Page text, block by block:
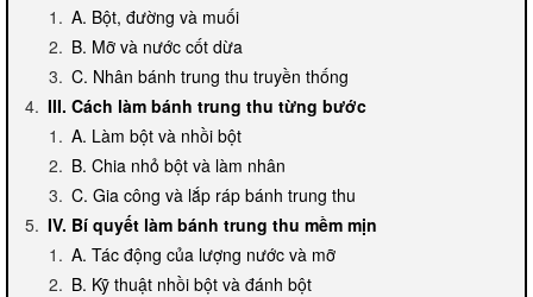
A. Bột, đường và muối
B. Mỡ và nước cốt dừa
C. Nhân bánh trung thu truyền thống
III. Cách làm bánh trung thu từng bước
A. Làm bột và nhồi bột
B. Chia nhỏ bột và làm nhân
C. Gia công và lắp ráp bánh trung thu
IV. Bí quyết làm bánh trung thu mềm mịn
A. Tác động của lượng nước và mỡ
B. Kỹ thuật nhồi bột và đánh bột